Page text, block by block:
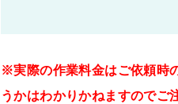
※実際の作業料金はご依頼時
うかはわかりかねますのでご